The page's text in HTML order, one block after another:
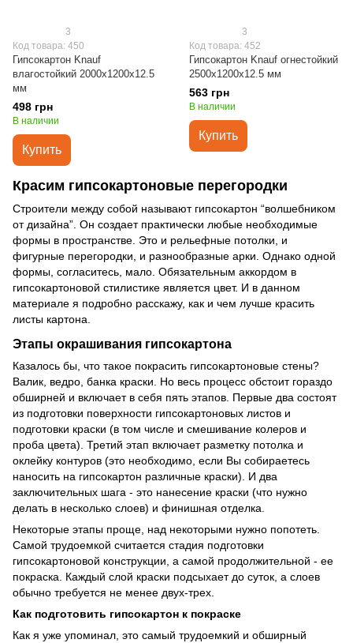
3
Код товара: 450
Гипсокартон Knauf
влагостойкий 2000x1200x12.5
мм
498 грн
В наличии
Купить
3
Код товара: 452
Гипсокартон Knauf огнестойкий
2500x1200x12.5 мм
563 грн
В наличии
Купить
Красим гипсокартоновые перегородки
Строители между собой называют гипсокартон “волшебником
от дизайна”. Он создает практически любые необходимые
формы в пространстве. Это и рельефные потолки, и
фигурные перегородки, и разнообразные арки. Однако одной
формы, согласитесь, мало. Обязательным аккордом в
гипсокартоновой стилистике является цвет. И в данном
материале я подробно расскажу, как и чем лучше красить
листы картона.
Этапы окрашивания гипсокартона
Казалось бы, что такое покрасить гипсокартоновые стены?
Валик, ведро, банка краски. Но весь процесс обстоит гораздо
обширней и включает в себя пять этапов. Первые два состоят
из подготовки поверхности гипсокартоновых листов и
подготовки краски (в том числе и смешивание колеров и
проба цвета). Третий этап включает разметку потолка и
оклейку контуров (это необходимо, если Вы собираетесь
наносить на гипсокартон различные краски). И два
заключительных шага - это нанесение краски (что нужно
делать в несколько слоев) и финишная отделка.
Некоторые этапы проще, над некоторыми нужно попотеть.
Самой трудоемкой считается стадия подготовки
гипсокартоновой конструкции, а самой продолжительной - ее
покраска. Каждый слой краски подсыхает до суток, а слоев
обычно требуется не менее двух-трех.
Как подготовить гипсокартон к покраске
Как я уже упоминал, это самый трудоемкий и обширный